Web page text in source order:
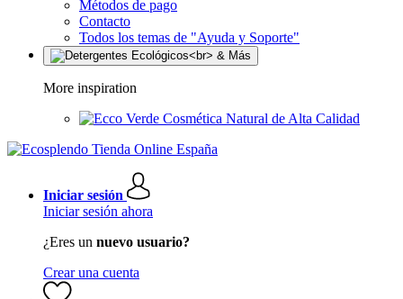
Métodos de pago
Contacto
Todos los temas de "Ayuda y Soporte"
More inspiration
Cosmética Natural de Alta Calidad
Iniciar sesión
Iniciar sesión ahora
¿Eres un nuevo usuario?
Crear una cuenta